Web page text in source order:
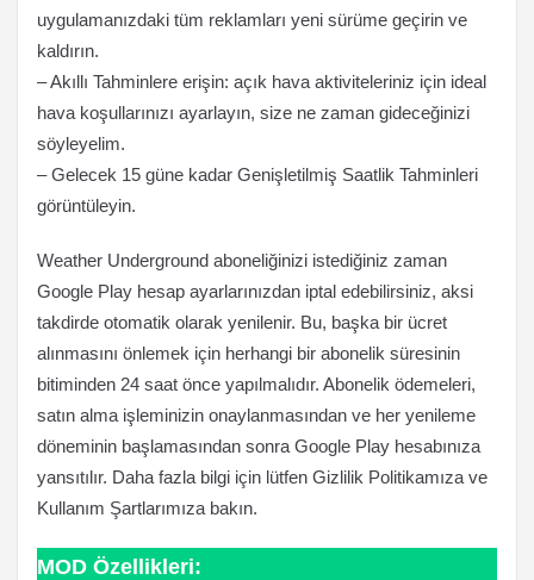
uygulamanızdaki tüm reklamları yeni sürüme geçirin ve
kaldırın.
– Akıllı Tahminlere erişin: açık hava aktiviteleriniz için ideal
hava koşullarınızı ayarlayın, size ne zaman gideceğinizi
söyleyelim.
– Gelecek 15 güne kadar Genişletilmiş Saatlik Tahminleri
görüntüleyin.
Weather Underground aboneliğinizi istediğiniz zaman
Google Play hesap ayarlarınızdan iptal edebilirsiniz, aksi
takdirde otomatik olarak yenilenir. Bu, başka bir ücret
alınmasını önlemek için herhangi bir abonelik süresinin
bitiminden 24 saat önce yapılmalıdır. Abonelik ödemeleri,
satın alma işleminizin onaylanmasından ve her yenileme
döneminin başlamasından sonra Google Play hesabınıza
yansıtılır. Daha fazla bilgi için lütfen Gizlilik Politikamıza ve
Kullanım Şartlarımıza bakın.
MOD Özellikleri: